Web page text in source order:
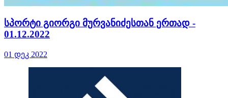
სპორტი გიორგი მურვანიძესთან ერთად -
01.12.2022
01 დეკ 2022